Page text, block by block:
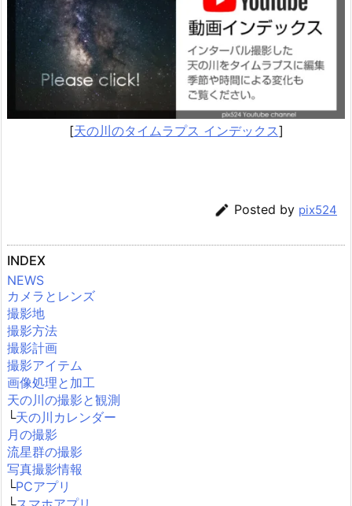
[天の川のタイムラプス インデックス]
 Posted by pix524
INDEX
NEWS
カメラとレンズ
撮影地
撮影方法
撮影計画
撮影アイテム
画像処理と加工
天の川の撮影と観測
└天の川カレンダー
月の撮影
流星群の撮影
写真撮影情報
└PCアプリ